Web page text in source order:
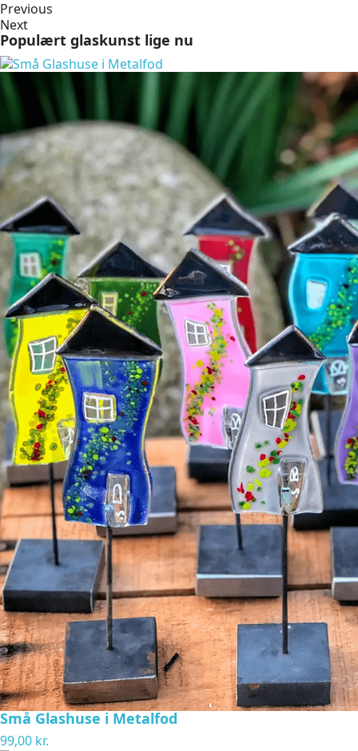
Previous
Next
Populært glaskunst lige nu
Små Glashuse i Metalfod
99,00 kr.